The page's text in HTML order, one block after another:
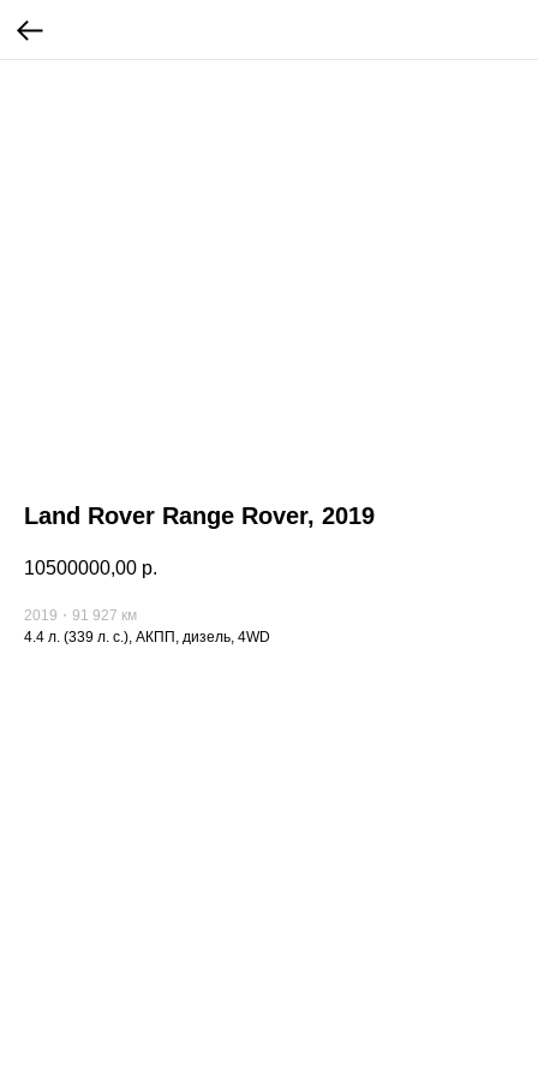
Land Rover Range Rover, 2019
10500000,00 р.
2019・91 927 км
4.4 л. (339 л. с.), АКПП, дизель, 4WD